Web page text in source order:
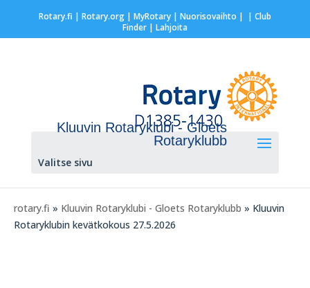
Rotary.fi | Rotary.org| MyRotary | Nuorisovaihto | | Club
Finder| Lahjoita
Kluuvin Rotaryklubi - Gloets
Rotaryklubb
Valitse sivu
rotary.fi » Kluuvin Rotaryklubi - Gloets Rotaryklubb » Kluuvin
Rotaryklubin kevätkokous 27.5.2026